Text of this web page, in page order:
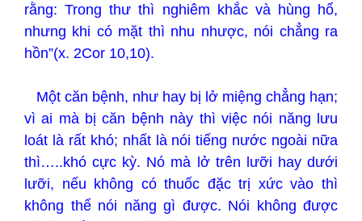
rằng: Trong thư thì nghiêm khắc và hùng hổ,
nhưng khi có mặt thì nhu nhược, nói chẳng ra
hồn”(x. 2Cor 10,10).
Một căn bệnh, như hay bị lở miệng chẳng hạn;
vì ai mà bị căn bệnh này thì việc nói năng lưu
loát là rất khó; nhất là nói tiếng nước ngoài nữa
thì…..khó cực kỳ. Nó mà lở trên lưỡi hay dưới
lưỡi, nếu không có thuốc đặc trị xức vào thì
không thể nói năng gì được. Nói không được